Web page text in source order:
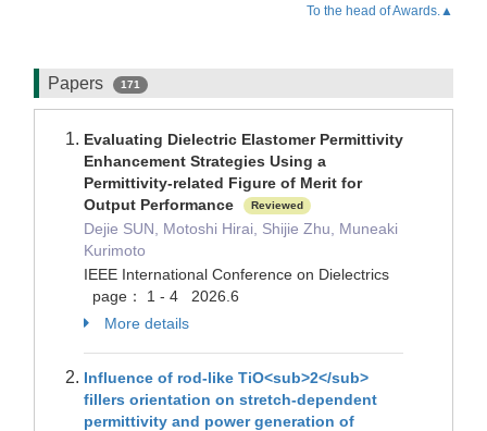
To the head of Awards.▲
Papers 171
Evaluating Dielectric Elastomer Permittivity
Enhancement Strategies Using a
Permittivity-related Figure of Merit for
Output Performance
Reviewed
Dejie SUN, Motoshi Hirai, Shijie Zhu, Muneaki
Kurimoto
IEEE International Conference on Dielectrics
page： 1 - 4 2026.6
More details
Influence of rod-like TiO<sub>2</sub>
fillers orientation on stretch-dependent
permittivity and power generation of